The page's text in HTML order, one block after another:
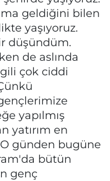
geldiğini bilen
yaşıyoruz.
düşündüm.
de aslında
çok ciddi
yapılmış
yatırım en
O günden bugüne
bütün
genç